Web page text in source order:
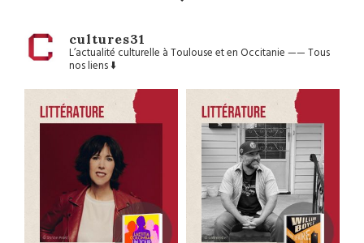
cultures31
L’actualité culturelle à Toulouse et en Occitanie——Tous
nos liens ⬇️